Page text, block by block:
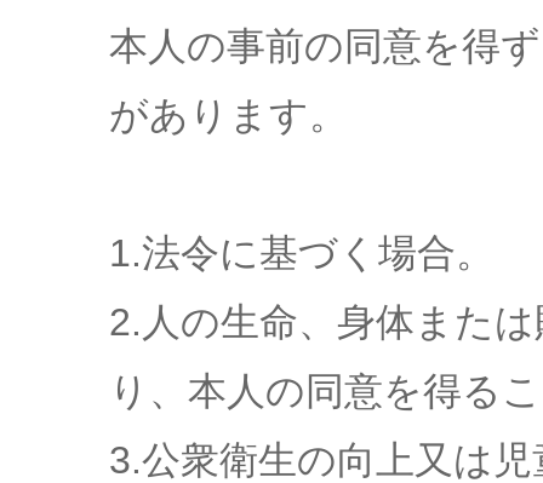
本人の事前の同意を得
があります。
1.法令に基づく場合。
2.人の生命、身体また
り、本人の同意を得る
3.公衆衛生の向上又は